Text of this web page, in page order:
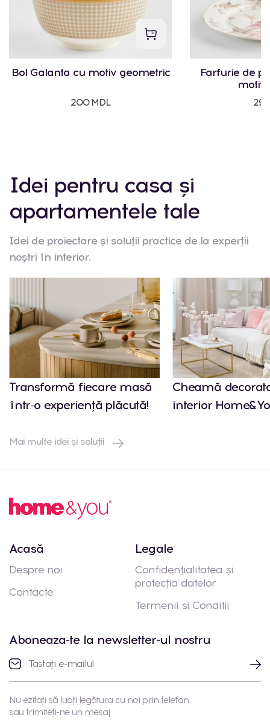
Bol Galanta cu motiv geometric
200 MDL
Farfurie de
motiv
Idei pentru casa și
apartamentele tale
Idei de proiectare și soluții practice de la experții
noștri în interior.
Transformă fiecare masă
într-o experiență plăcută!
Cheamă
interior
Mai multe idei și soluții
Acasă
Despre noi
Contacte
Legale
Confidențialitatea și
protecția datelor
Termenii si Conditii
Aboneaza-te la newsletter-ul nostru
Nu ezitați să luați legătura cu noi prin telefon
sau trimiteți-ne un mesaj